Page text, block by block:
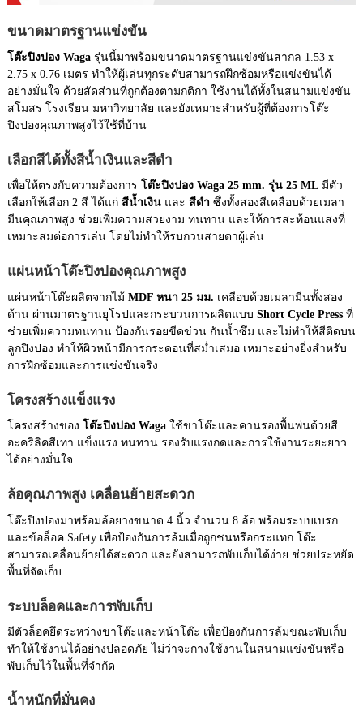
ขนาดมาตรฐานแข่งขัน
โต๊ะปิงปอง Waga รุ่นนี้มาพร้อมขนาดมาตรฐานแข่งขันสากล 1.53 x
2.75 x 0.76 เมตร ทำให้ผู้เล่นทุกระดับสามารถฝึกซ้อมหรือแข่งขันได้
อย่างมั่นใจ ด้วยสัดส่วนที่ถูกต้องตามกติกา ใช้งานได้ทั้งในสนามแข่งขัน
สโมสร โรงเรียน มหาวิทยาลัย และยังเหมาะสำหรับผู้ที่ต้องการโต๊ะ
ปิงปองคุณภาพสูงไว้ใช้ที่บ้าน
เลือกสีได้ทั้งสีน้ำเงินและสีดำ
เพื่อให้ตรงกับความต้องการ โต๊ะปิงปอง Waga 25 mm. รุ่น 25 ML มีตัว
เลือกให้เลือก 2 สี ได้แก่ สีน้ำเงิน และ สีดำ ซึ่งทั้งสองสีเคลือบด้วยเมลา
มีนคุณภาพสูง ช่วยเพิ่มความสวยงาม ทนทาน และให้การสะท้อนแสงที่
เหมาะสมต่อการเล่น โดยไม่ทำให้รบกวนสายตาผู้เล่น
แผ่นหน้าโต๊ะปิงปองคุณภาพสูง
แผ่นหน้าโต๊ะผลิตจากไม้ MDF หนา 25 มม. เคลือบด้วยเมลามีนทั้งสอง
ด้าน ผ่านมาตรฐานยุโรปและกระบวนการผลิตแบบ Short Cycle Press ที่
ช่วยเพิ่มความทนทาน ป้องกันรอยขีดข่วน กันน้ำซึม และไม่ทำให้สีติดบน
ลูกปิงปอง ทำให้ผิวหน้ามีการกระดอนที่สม่ำเสมอ เหมาะอย่างยิ่งสำหรับ
การฝึกซ้อมและการแข่งขันจริง
โครงสร้างแข็งแรง
โครงสร้างของ โต๊ะปิงปอง Waga ใช้ขาโต๊ะและคานรองพื้นพ่นด้วยสี
อะคริลิคสีเทา แข็งแรง ทนทาน รองรับแรงกดและการใช้งานระยะยาว
ได้อย่างมั่นใจ
ล้อคุณภาพสูง เคลื่อนย้ายสะดวก
โต๊ะปิงปองมาพร้อมล้อยางขนาด 4 นิ้ว จำนวน 8 ล้อ พร้อมระบบเบรก
และข้อล็อค Safety เพื่อป้องกันการล้มเมื่อถูกชนหรือกระแทก โต๊ะ
สามารถเคลื่อนย้ายได้สะดวก และยังสามารถพับเก็บได้ง่าย ช่วยประหยัด
พื้นที่จัดเก็บ
ระบบล็อคและการพับเก็บ
มีตัวล็อคยึดระหว่างขาโต๊ะและหน้าโต๊ะ เพื่อป้องกันการล้มขณะพับเก็บ
ทำให้ใช้งานได้อย่างปลอดภัย ไม่ว่าจะกางใช้งานในสนามแข่งขันหรือ
พับเก็บไว้ในพื้นที่จำกัด
น้ำหนักที่มั่นคง